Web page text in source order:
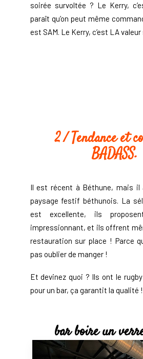
soirée survoltée ? Le Kerry,
paraît qu’on peut même
est SAM. Le Kerry, c’est LA
2 / Tendance et
BADASS.
Il est récent à Béthune, mais il
paysage festif béthunois. La
est excellente, ils
impressionnant, et ils offrent
restauration sur place ! Parce
pas oublier de manger !
Et devinez quoi ? Ils ont le
pour un bar, ça garantit la qualité !
bar boire un